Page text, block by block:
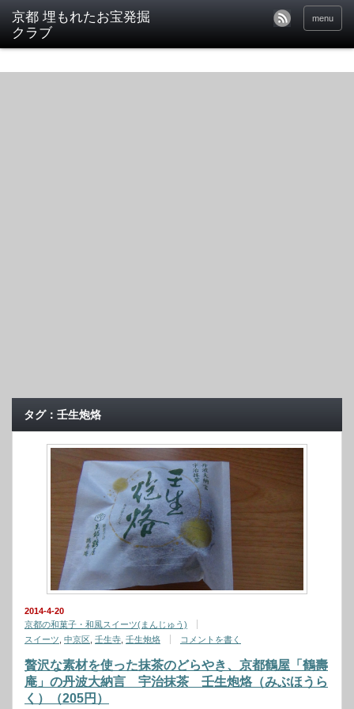
京都 埋もれたお宝発掘
クラブ
menu
タグ：壬生炮烙
2014-4-20
京都の和菓子・和風スイーツ(まんじゅう)
スイーツ 中京区 壬生寺 壬生炮烙 コメントを書く
贅沢な素材を使った抹茶のどらやき、京都鶴屋「鶴壽
庵」の丹波大納言 宇治抹茶 壬生炮烙（みぶほうら
く）（205円）